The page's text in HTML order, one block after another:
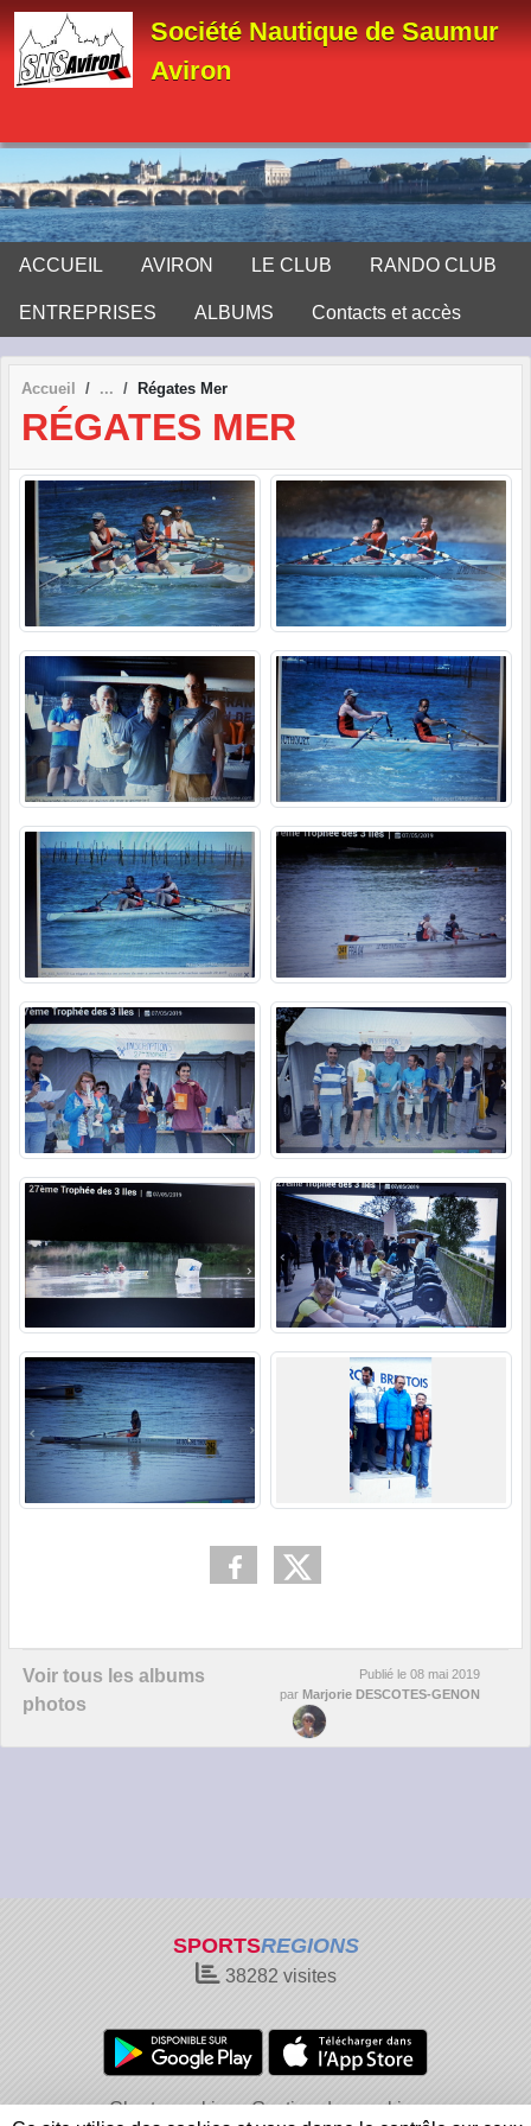
Société Nautique de Saumur
Aviron
ACCUEIL AVIRON LE CLUB RANDO CLUB
ENTREPRISES ALBUMS Contacts et accès
Accueil Régates Mer
RÉGATES MER
Voir tous les albums
photos
Publié le 08 mai 2019
par Marjorie DESCOTES-GENON
SPORTSREGIONS
38282 visites
Charte cookies
Gestion des cookies
Panneau de gestion des cookies